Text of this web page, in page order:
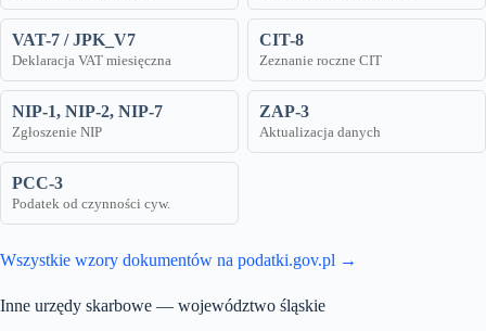
VAT-7 / JPK_V7
Deklaracja VAT miesięczna
CIT-8
Zeznanie roczne CIT
NIP-1, NIP-2, NIP-7
Zgłoszenie NIP
ZAP-3
Aktualizacja danych
PCC-3
Podatek od czynności cyw.
Wszystkie wzory dokumentów na podatki.gov.pl →
Inne urzędy skarbowe — województwo śląskie